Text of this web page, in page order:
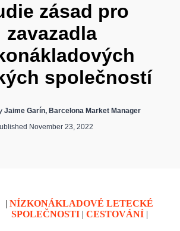
zásad pro
zavazadla
společností
Jaime Garín, Barcelona Market Manager
November 23, 2022
| NÍZKONÁKLADOVÉ LETECKÉ
SPOLEČNOSTI| CESTOVÁNÍ|